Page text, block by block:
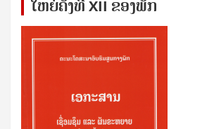
ໃຫຍ່​ຄັ້ງ​ທີ XII ຂອງ​ພັກ